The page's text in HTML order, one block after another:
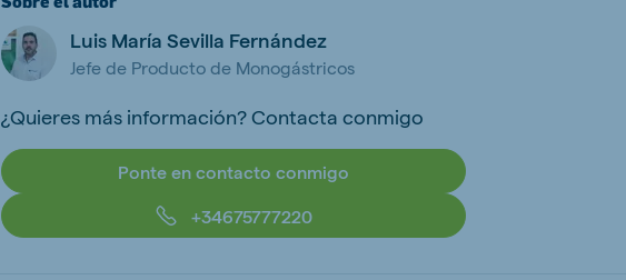
Luis María Sevilla Fernández
Jefe de Producto de Monogástricos
¿Quieres más información? Contacta conmigo
Ponte en contacto conmigo
+34675777220